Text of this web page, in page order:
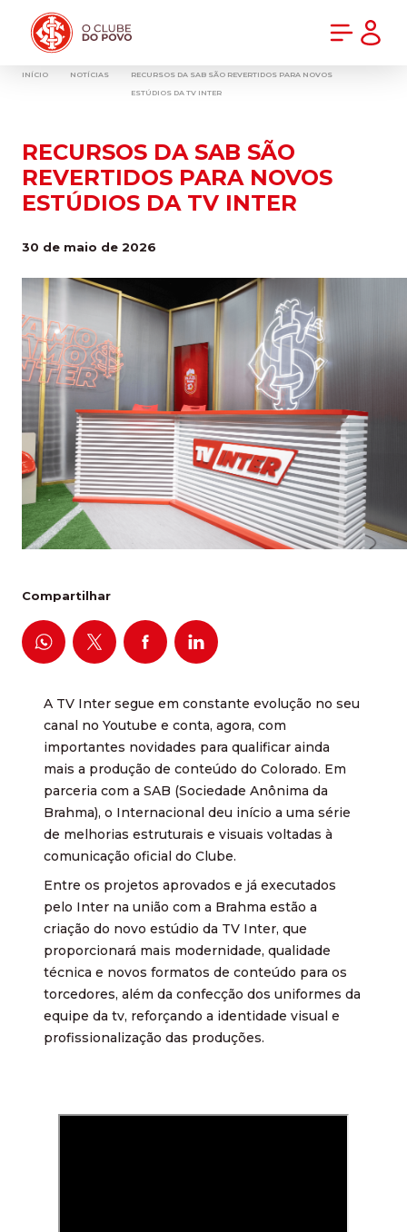
INÍCIO NOTÍCIAS
RECURSOS DA SAB SÃO REVERTIDOS PARA NOVOS
ESTÚDIOS DA TV INTER
RECURSOS DA SAB SÃO
REVERTIDOS PARA NOVOS
ESTÚDIOS DA TV INTER
30 de maio de 2026
Compartilhar
A TV Inter segue em constante evolução no seu
canal no Youtube e conta, agora, com
importantes novidades para qualificar ainda
mais a produção de conteúdo do Colorado. Em
parceria com a SAB (Sociedade Anônima da
Brahma), o Internacional deu início a uma série
de melhorias estruturais e visuais voltadas à
comunicação oficial do Clube.
Entre os projetos aprovados e já executados
pelo Inter na união com a Brahma estão a
criação do novo estúdio da TV Inter, que
proporcionará mais modernidade, qualidade
técnica e novos formatos de conteúdo para os
torcedores, além da confecção dos uniformes da
equipe da tv, reforçando a identidade visual e
profissionalização das produções.